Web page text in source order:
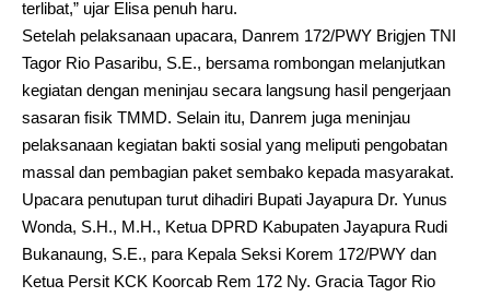
terlibat,” ujar Elisa penuh haru.
Setelah pelaksanaan upacara, Danrem 172/PWY Brigjen TNI
Tagor Rio Pasaribu, S.E., bersama rombongan melanjutkan
kegiatan dengan meninjau secara langsung hasil pengerjaan
sasaran fisik TMMD. Selain itu, Danrem juga meninjau
pelaksanaan kegiatan bakti sosial yang meliputi pengobatan
massal dan pembagian paket sembako kepada masyarakat.
Upacara penutupan turut dihadiri Bupati Jayapura Dr. Yunus
Wonda, S.H., M.H., Ketua DPRD Kabupaten Jayapura Rudi
Bukanaung, S.E., para Kepala Seksi Korem 172/PWY dan
Ketua Persit KCK Koorcab Rem 172 Ny. Gracia Tagor Rio